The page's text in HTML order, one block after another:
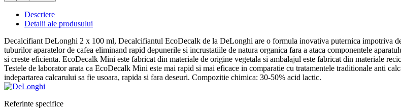
Descriere
Detalii ale produsului
Decalcifiant DeLonghi 2 x 100 ml, Decalcifiantul EcoDecalk de la DeLonghi are o formula inovativa puternica impotriva
tuburilor aparatelor de cafea eliminand rapid depunerile si incrustatiile de natura organica fara a ataca componentele
si creste eficienta. EcoDecalk Mini este fabricat din materiale de origine vegetala si ambalajul este fabricat din materiale
Testele de laborator arata ca EcoDecalk Mini este mai rapid si mai eficace in comparatie cu tratamentele traditionale anti
indepartarea calcarului sa fie usoara, rapida si fara deseuri. Compozitie chimica: 30-50% acid lactic.
Referinte specifice